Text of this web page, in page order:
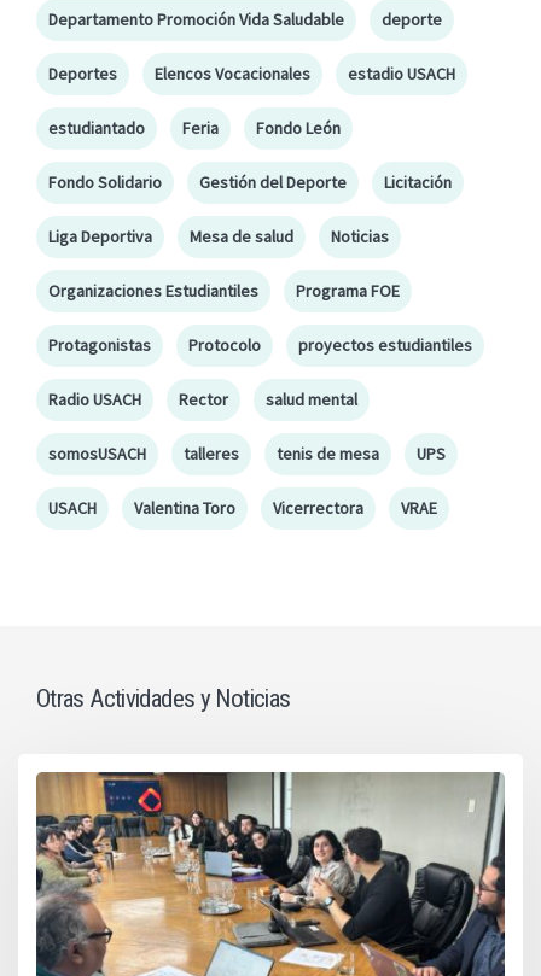
Departamento Promoción Vida Saludable deporte
Deportes Elencos Vocacionales estadio USACH
estudiantado Feria Fondo León
Fondo Solidario Gestión del Deporte Licitación
Liga Deportiva Mesa de salud Noticias
Organizaciones Estudiantiles Programa FOE
Protagonistas Protocolo proyectos estudiantiles
Radio USACH Rector salud mental
somosUSACH talleres tenis de mesa UPS
USACH Valentina Toro Vicerrectora VRAE
Otras Actividades y Noticias